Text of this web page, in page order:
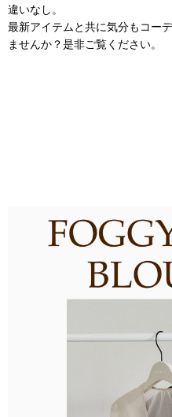
違いなし。
最新アイテムと共に気分もコー
ませんか？是非ご覧ください。